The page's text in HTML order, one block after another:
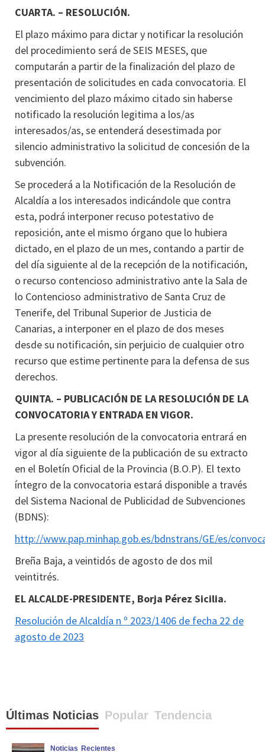
CUARTA. – RESOLUCIÓN.
El plazo máximo para dictar y notificar la resolución
del procedimiento será de SEIS MESES, que
computarán a partir de la finalización del plazo de
presentación de solicitudes en cada convocatoria. El
vencimiento del plazo máximo citado sin haberse
notificado la resolución legitima a los/as
interesados/as, se entenderá desestimada por
silencio administrativo la solicitud de concesión de la
subvención.
Se procederá a la Notificación de la Resolución de
Alcaldía a los interesados indicándole que contra
esta, podrá interponer recuso potestativo de
reposición, ante el mismo órgano que lo hubiera
dictado, en el plazo de un mes, contando a partir de
del día siguiente al de la recepción de la notificación,
o recurso contencioso administrativo ante la Sala de
lo Contencioso administrativo de Santa Cruz de
Tenerife, del Tribunal Superior de Justicia de
Canarias, a interponer en el plazo de dos meses
desde su notificación, sin perjuicio de cualquier otro
recurso que estime pertinente para la defensa de sus
derechos.
QUINTA. – PUBLICACIÓN DE LA RESOLUCIÓN DE LA
CONVOCATORIA Y ENTRADA EN VIGOR.
La presente resolución de la convocatoria entrará en
vigor al día siguiente de la publicación de su extracto
en el Boletín Oficial de la Provincia (B.O.P). El texto
íntegro de la convocatoria estará disponible a través
del Sistema Nacional de Publicidad de Subvenciones
(BDNS):
http://www.pap.minhap.gob.es/bdnstrans/GE/es/
Breña Baja, a veintidós de agosto de dos mil
veintitrés.
EL ALCALDE-PRESIDENTE, Borja Pérez Sicilia.
Resolución de Alcaldía n º 2023/1406 de fecha 22 de
agosto de 2023
Últimas Noticias Popular Tendencia
Noticias Recientes